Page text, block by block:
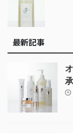
最新記事